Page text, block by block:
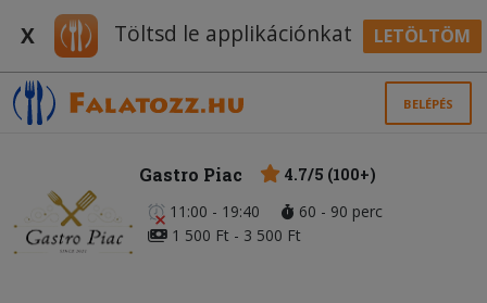
X Töltsd le applikációnkat LETÖLTÖM
BELÉPÉS
Gastro Piac
4.7/5 (100+)
11:00 - 19:40
60 - 90 perc
1 500 Ft - 3 500 Ft